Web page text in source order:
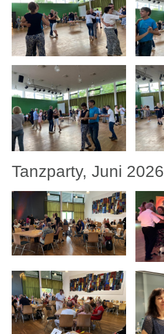
Tanzparty, Juni 2026